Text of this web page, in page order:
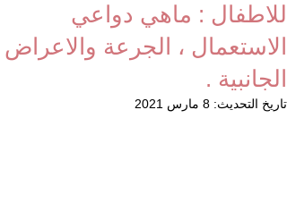
للاطفال : ماهي دواعي
الاستعمال ، الجرعة والاعراض
الجانبية .
تاريخ التحديث: 8 مارس 2021